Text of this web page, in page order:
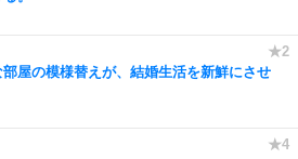
屋の模様替えが、結婚生活を新鮮にさせ